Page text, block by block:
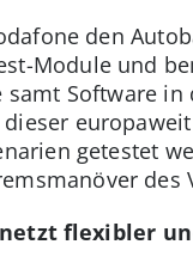
den
Module und
Software
getestet
des
flexibler